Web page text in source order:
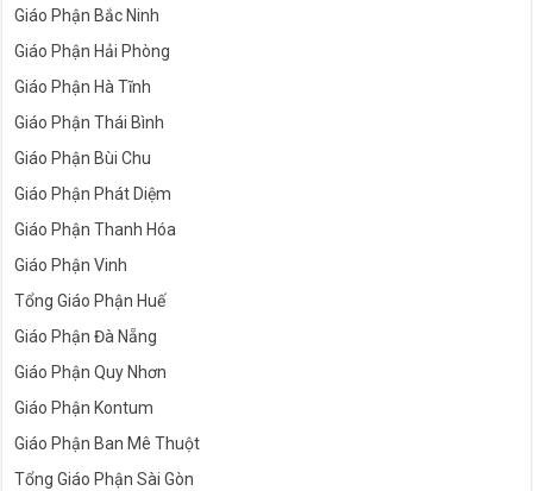
Giáo Phận Bắc Ninh
Giáo Phận Hải Phòng
Giáo Phận Hà Tĩnh
Giáo Phận Thái Bình
Giáo Phận Bùi Chu
Giáo Phận Phát Diệm
Giáo Phận Thanh Hóa
Giáo Phận Vinh
Tổng Giáo Phận Huế
Giáo Phận Đà Nẵng
Giáo Phận Quy Nhơn
Giáo Phận Kontum
Giáo Phận Ban Mê Thuột
Tổng Giáo Phận Sài Gòn